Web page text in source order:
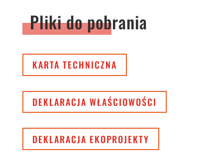
Pliki do pobrania
KARTA TECHNICZNA
DEKLARACJA WŁAŚCIOWOŚCI
DEKLARACJA EKOPROJEKTY